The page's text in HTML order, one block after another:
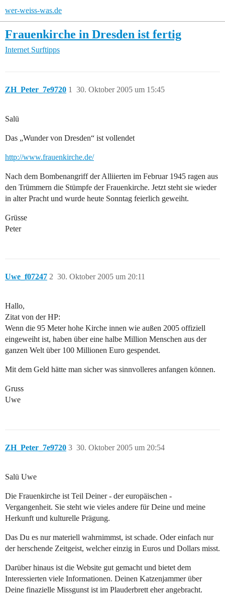
wer-weiss-was.de
Frauenkirche in Dresden ist fertig
Internet Surftipps
ZH_Peter_7e9720 30. Oktober 2005 um 15:45
1
Salü
Das „Wunder von Dresden“ ist vollendet
http://www.frauenkirche.de/
Nach dem Bombenangriff der Alliierten im Februar 1945 ragen aus
den Trümmern die Stümpfe der Frauenkirche. Jetzt steht sie wieder
in alter Pracht und wurde heute Sonntag feierlich geweiht.
Grüsse
Peter
Uwe_f07247 30. Oktober 2005 um 20:11
2
Hallo,
Zitat von der HP:
Wenn die 95 Meter hohe Kirche innen wie außen 2005 offiziell
eingeweiht ist, haben über eine halbe Million Menschen aus der
ganzen Welt über 100 Millionen Euro gespendet.
Mit dem Geld hätte man sicher was sinnvolleres anfangen können.
Gruss
Uwe
ZH_Peter_7e9720 30. Oktober 2005 um 20:54
3
Salü Uwe
Die Frauenkirche ist Teil Deiner - der europäischen -
Vergangenheit. Sie steht wie vieles andere für Deine und meine
Herkunft und kulturelle Prägung.
Das Du es nur materiell wahrnimmst, ist schade. Oder einfach nur
der herschende Zeitgeist, welcher einzig in Euros und Dollars misst.
Darüber hinaus ist die Website gut gemacht und bietet dem
Interessierten viele Informationen. Deinen Katzenjammer über
Deine finazielle Missgunst ist im Plauderbrett eher angebracht.